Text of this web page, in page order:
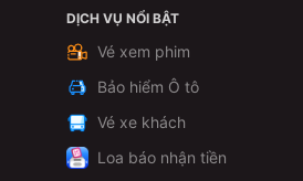
ĐẶT VÉ NGAYDỊCH VỤ NỔI BẬT
Vé xem phim
Bảo hiểm Ô tô
Vé xe khách
Loa báo nhận tiền